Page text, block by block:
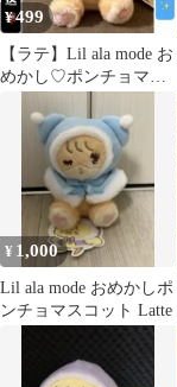
¥499
【ラテ】Lil ala mode お
めかし♡ポンチョマス
¥ 1,000
Lil ala mode おめかしポ
ンチョマスコット Latte